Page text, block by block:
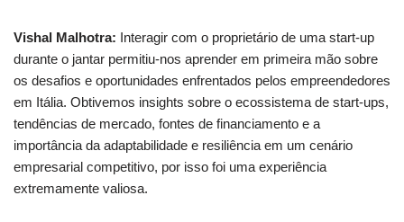
Vishal Malhotra: Interagir com o proprietário de uma start-up
durante o jantar permitiu-nos aprender em primeira mão sobre
os desafios e oportunidades enfrentados pelos empreendedores
em Itália. Obtivemos insights sobre o ecossistema de start-ups,
tendências de mercado, fontes de financiamento e a
importância da adaptabilidade e resiliência em um cenário
empresarial competitivo, por isso foi uma experiência
extremamente valiosa.